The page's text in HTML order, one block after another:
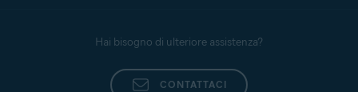
Hai bisogno di ulteriore assistenza?
CONTATTACI